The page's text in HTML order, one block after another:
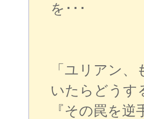
を･･･
「ユリアン
いたらどうす
『その罠を